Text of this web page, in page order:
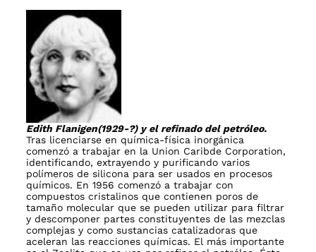
Edith Flanigen(1929-?) y el refinado del petróleo.
Tras licenciarse en química-física inorgánica
comenzó a trabajar en la Union Caribde Corporation,
identificando, extrayendo y purificando varios
polímeros de silicona para ser usados en procesos
químicos. En 1956 comenzó a trabajar con
compuestos cristalinos que contienen poros de
tamaño molecular que se pueden utilizar para filtrar
y descomponer partes constituyentes de las mezclas
complejas y como sustancias catalizadoras que
aceleran las reacciones químicas. El más importante